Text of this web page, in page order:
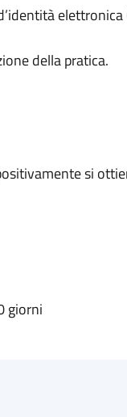
elettronica
della pratica.
si
giorni